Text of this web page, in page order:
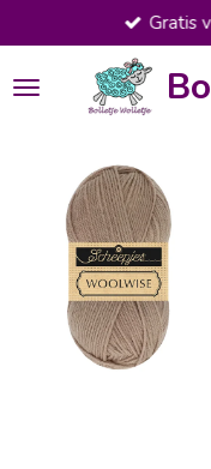
direct
naar
de
Gratis